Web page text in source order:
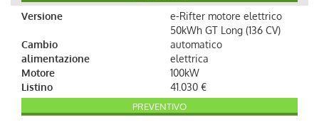
Versione
e-Rifter motore elettrico
50kWh GT Long (136 CV)
Cambio
automatico
alimentazione
elettrica
Motore
100kW
Listino
41.030 €
PREVENTIVO